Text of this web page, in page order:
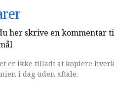
her skrive en kommentar
er ikke tilladt at kopiere
i dag uden aftale.